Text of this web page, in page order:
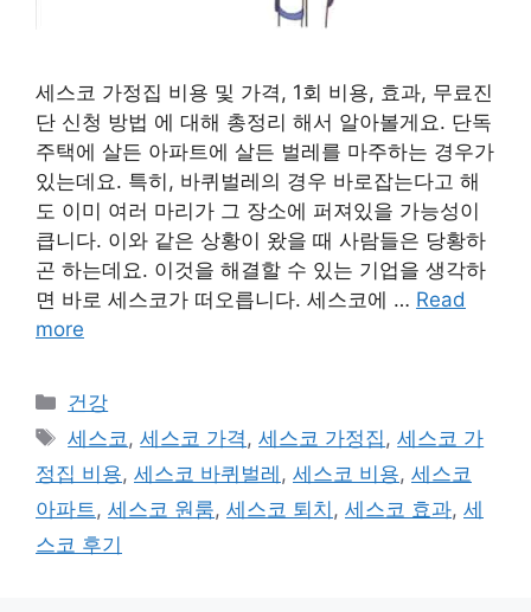
세스코 가정집 비용 및 가격, 1회 비용, 효과, 무료진
단 신청 방법 에 대해 총정리 해서 알아볼게요. 단독
주택에 살든 아파트에 살든 벌레를 마주하는 경우가
있는데요. 특히, 바퀴벌레의 경우 바로잡는다고 해
도 이미 여러 마리가 그 장소에 퍼져있을 가능성이
큽니다. 이와 같은 상황이 왔을 때 사람들은 당황하
곤 하는데요. 이것을 해결할 수 있는 기업을 생각하
면 바로 세스코가 떠오릅니다. 세스코에 … Read
more
카
테
고
리
건강
태
그
세스코 ,세스코 가격 ,세스코 가정집 ,세스코 가
정집 비용, 세스코 바퀴벌레 , 세스코 비용, 세스코
아파트 , 세스코 원룸, 세스코 퇴치 , 세스코 효과, 세
스코 후기